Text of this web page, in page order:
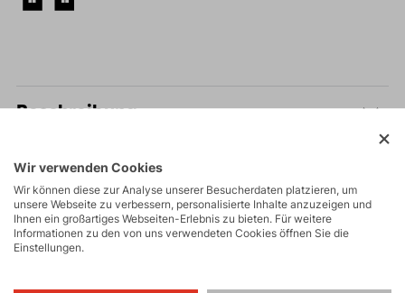
Beschreibung
Parameter
Pflege
Wir verwenden Cookies
Wir können diese zur Analyse unserer Besucherdaten platzieren, um
unsere Webseite zu verbessern, personalisierte Inhalte anzuzeigen und
Ihnen ein großartiges Webseiten-Erlebnis zu bieten. Für weitere
Informationen zu den von uns verwendeten Cookies öffnen Sie die
Einstellungen.